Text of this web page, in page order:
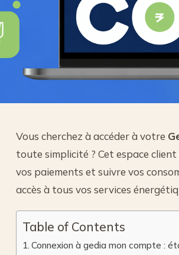
Vous cherchez à accéder à votre
toute simplicité ? Cet espace
vos paiements et suivre vos
accès à tous vos services
Table of Contents
Connexion à gedia mon compte :